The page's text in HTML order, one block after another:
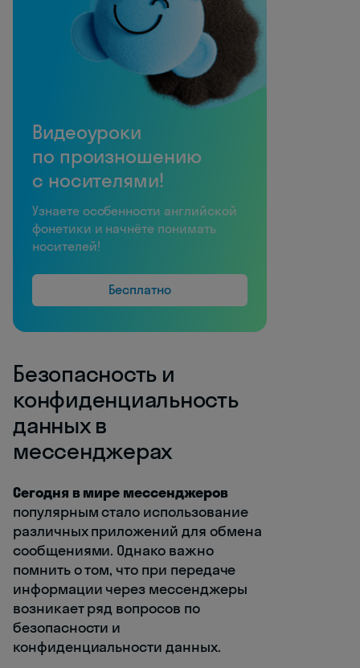
Видеоуроки
по произношению
с носителями!
Узнаете особенности английской
фонетики и начнёте понимать
носителей!
Бесплатно
Безопасность и
конфиденциальность
данных в
мессенджерах
Сегодня в мире мессенджеров
популярным стало использование
различных приложений для обмена
сообщениями. Однако важно
помнить о том, что при передаче
информации через мессенджеры
возникает ряд вопросов по
безопасности и
конфиденциальности данных.